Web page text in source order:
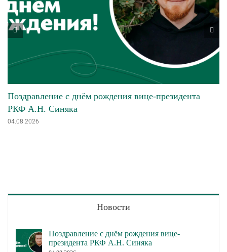
Поздравление с днём рождения вице-президента
РКФ А.Н. Синяка
04.08.2026
Новости
Поздравление с днём рождения вице-
президента РКФ А.Н. Синяка